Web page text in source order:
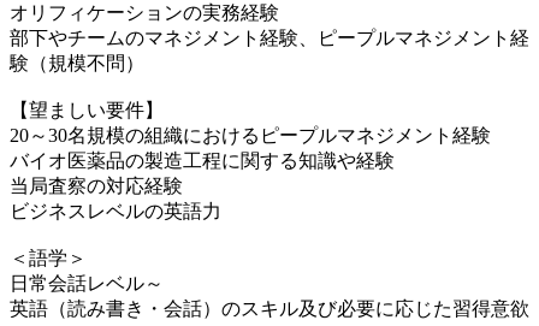
オリフィケーションの実務経験
部下やチームのマネジメント経験、ピープルマネジメント経
験（規模不問）
【望ましい要件】
20～30名規模の組織におけるピープルマネジメント経験
バイオ医薬品の製造工程に関する知識や経験
当局査察の対応経験
ビジネスレベルの英語力
＜語学＞
日常会話レベル～
英語（読み書き・会話）のスキル及び必要に応じた習得意欲